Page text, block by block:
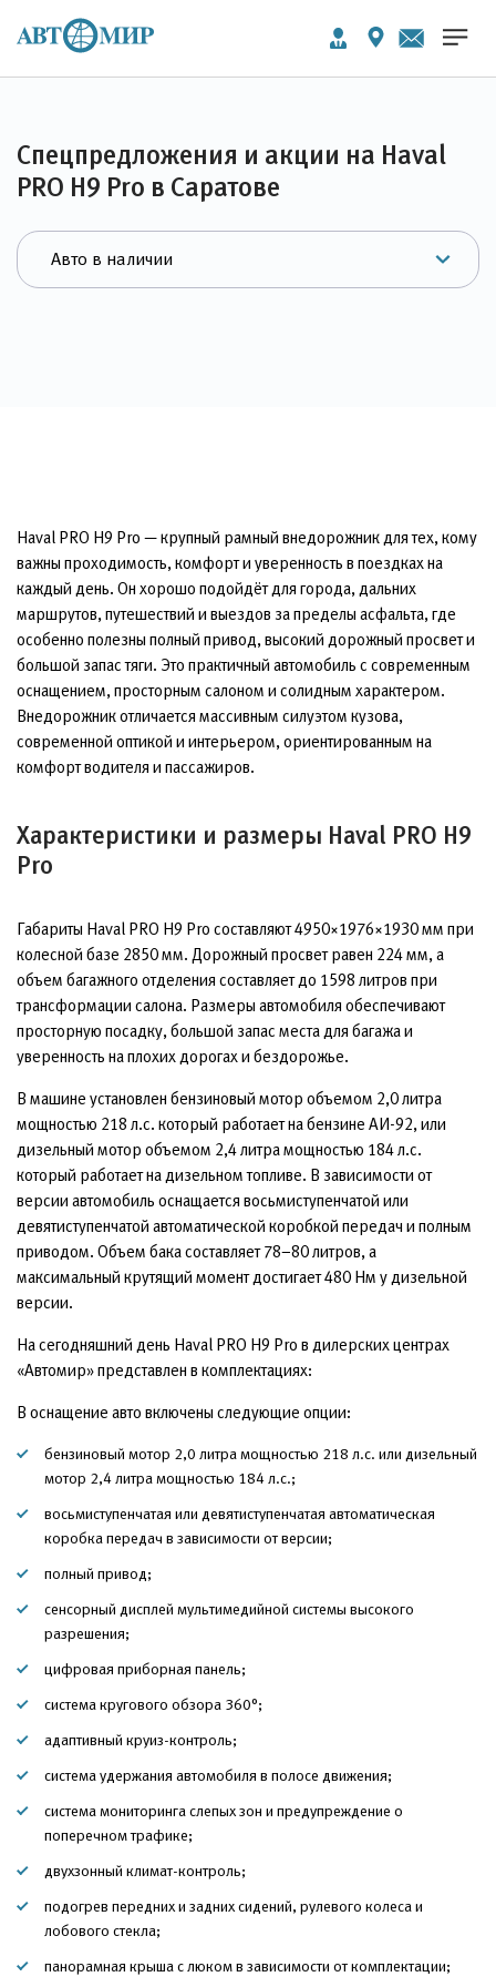
Спецпредложения и акции на Haval
PRO H9 Pro в Саратове
Haval PRO H9 Pro — крупный рамный внедорожник для тех, кому
важны проходимость, комфорт и уверенность в поездках на
каждый день. Он хорошо подойдёт для города, дальних
маршрутов, путешествий и выездов за пределы асфальта, где
особенно полезны полный привод, высокий дорожный просвет и
большой запас тяги. Это практичный автомобиль с современным
оснащением, просторным салоном и солидным характером.
Внедорожник отличается массивным силуэтом кузова,
современной оптикой и интерьером, ориентированным на
комфорт водителя и пассажиров.
Характеристики и размеры Haval PRO H9
Pro
Габариты Haval PRO H9 Pro составляют 4950×1976×1930 мм при
колесной базе 2850 мм. Дорожный просвет равен 224 мм, а
объем багажного отделения составляет до 1598 литров при
трансформации салона. Размеры автомобиля обеспечивают
просторную посадку, большой запас места для багажа и
уверенность на плохих дорогах и бездорожье.
В машине установлен бензиновый мотор объемом 2,0 литра
мощностью 218 л.с. который работает на бензине АИ-92, или
дизельный мотор объемом 2,4 литра мощностью 184 л.с.
который работает на дизельном топливе. В зависимости от
версии автомобиль оснащается восьмиступенчатой или
девятиступенчатой автоматической коробкой передач и полным
приводом. Объем бака составляет 78–80 литров, а
максимальный крутящий момент достигает 480 Нм у дизельной
версии.
На сегодняшний день Haval PRO H9 Pro в дилерских центрах
«Автомир» представлен в комплектациях:
В оснащение авто включены следующие опции:
бензиновый мотор 2,0 литра мощностью 218 л.с. или дизельный
мотор 2,4 литра мощностью 184 л.с.;
восьмиступенчатая или девятиступенчатая автоматическая
коробка передач в зависимости от версии;
полный привод;
сенсорный дисплей мультимедийной системы высокого
разрешения;
цифровая приборная панель;
система кругового обзора 360°;
адаптивный круиз-контроль;
система удержания автомобиля в полосе движения;
система мониторинга слепых зон и предупреждение о
поперечном трафике;
двухзонный климат-контроль;
подогрев передних и задних сидений, рулевого колеса и
лобового стекла;
панорамная крыша с люком в зависимости от комплектации;